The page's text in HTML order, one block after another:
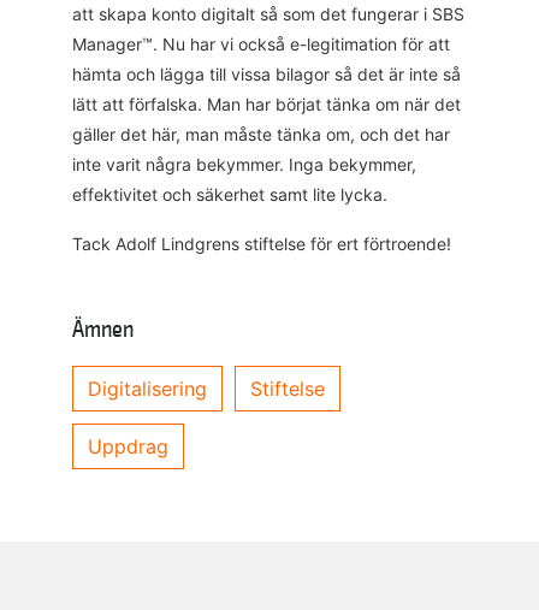
att skapa konto digitalt så som det fungerar i SBS
Manager™. Nu har vi också e-legitimation för att
hämta och lägga till vissa bilagor så det är inte så
lätt att förfalska. Man har börjat tänka om när det
gäller det här, man måste tänka om, och det har
inte varit några bekymmer. Inga bekymmer,
effektivitet och säkerhet samt lite lycka.
Tack Adolf Lindgrens stiftelse för ert förtroende!
Ämnen
Digitalisering Stiftelse
Uppdrag